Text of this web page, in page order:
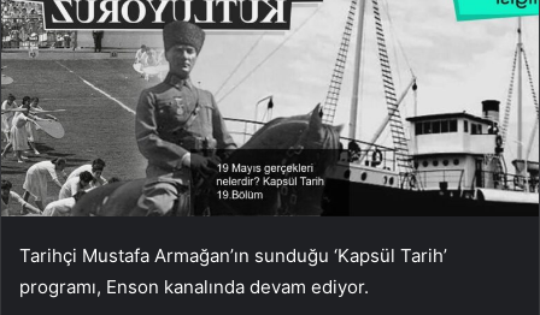
Tarihçi Mustafa Armağan’ın sunduğu ‘Kapsül Tarih’
programı, Enson kanalında devam ediyor.